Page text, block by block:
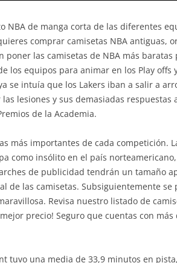
NBA de manga corta de las diferentes
comprar camisetas NBA antiguas,
poner las camisetas de NBA más
los equipos para animar en los Play
se intuía que los Lakers iban a salir a
lesiones y sus demasiadas
de la Academia.
más importantes de cada competición.
como insólito en el país norteamericano,
de publicidad tendrán un tamaño
de las camisetas. Subsiguientemente
Revisa nuestro listado de
precio! Seguro que cuentas con
tuvo una media de 33,9 minutos en